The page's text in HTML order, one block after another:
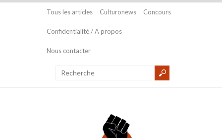
Tous les articles Culturonews Concours
Confidentialité / A propos
Nous contacter